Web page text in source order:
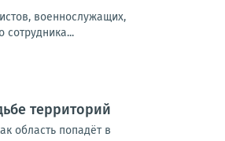
военнослужащих,
территорий
область попадёт в